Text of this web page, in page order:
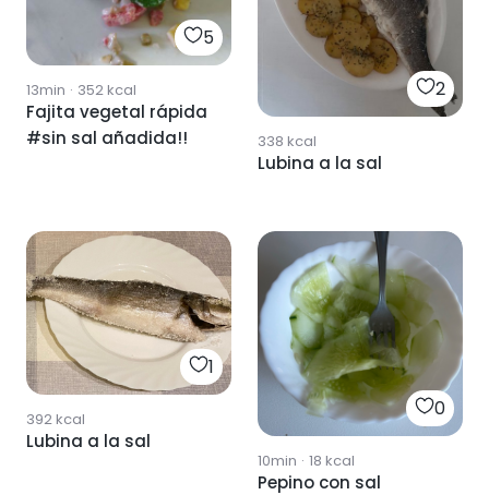
5
13min · 352kcal
Fajita vegetal rápida
#sin sal añadida!!
2
338 kcal
Lubina a la sal
1
392kcal
Lubina a la sal
0
10min · 18 kcal
Pepino con sal